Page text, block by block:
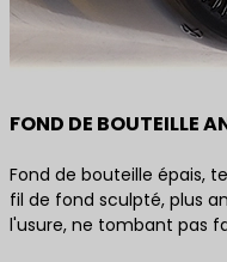
FOND DE BOUTEILLE
Fond de bouteille épais,
fil de fond sculpté, plus
l'usure, ne tombant pas